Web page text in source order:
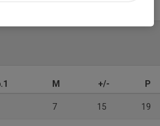
M +/- P
7 15 19